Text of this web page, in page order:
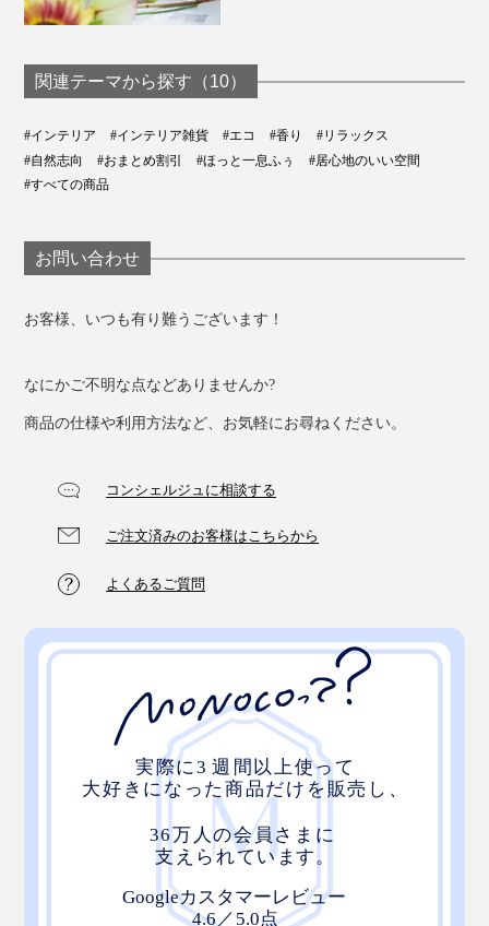
どの香りも自然味あふれるフレッシュな風が吹き抜ける
から、誰でも受け入れやすいブレンドです。
関連テーマから探す（10）
#インテリア #インテリア雑貨 #エコ #香り
#リラックス
#自然志向
#おまとめ割引 #ほっと一息ふぅ
#居心地のいい空間
#すべての商品
お問い合わせ
お客様、いつも有り難うございます！
なにかご不明な点などありませんか?
商品の仕様や利用方法など、お気軽にお尋ねください。
コンシェルジュに相談する
ご注文済みのお客様はこちらから
よくあるご質問